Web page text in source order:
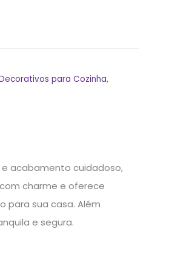
para Cozinha,
acabamento cuidadoso,
charme e oferece
para sua casa. Além
e segura.